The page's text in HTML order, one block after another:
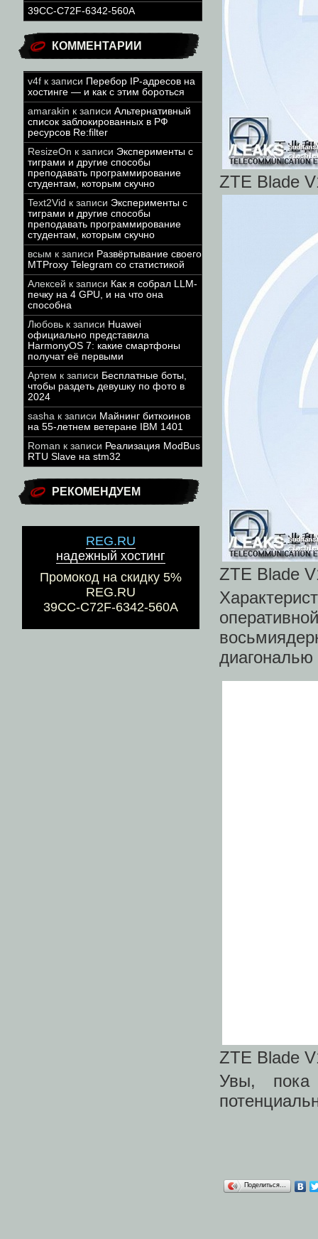
39CC-C72F-6342-560A
КОММЕНТАРИИ
v4f к записи Перебор IP-адресов на
хостинге — и как с этим бороться
amarakin к записи Альтернативный
список заблокированных в РФ
ресурсов Re:filter
ResizeOn к записи Эксперименты с
тиграми и другие способы
преподавать программирование
студентам, которым скучно
Text2Vid к записи Эксперименты с
тиграми и другие способы
преподавать программирование
студентам, которым скучно
всым к записи Развёртывание своего
MTProxy Telegram со статистикой
Алексей к записи Как я собрал LLM-
печку на 4 GPU, и на что она
способна
Любовь к записи Huawei
официально представила
HarmonyOS 7: какие смартфоны
получат её первыми
Артем к записи Бесплатные боты,
чтобы раздеть девушку по фото в
2024
sasha к записи Майнинг биткоинов
на 55-летнем ветеране IBM 1401
Roman к записи Реализация ModBus
RTU Slave на stm32
РЕКОМЕНДУЕМ
REG.RU
надежный хостинг
Промокод на скидку 5%
REG.RU
39CC-C72F-6342-560A
ZTE Blade
ZTE Blade
диагональю
ZTE Blade
Увы,
Поделиться…